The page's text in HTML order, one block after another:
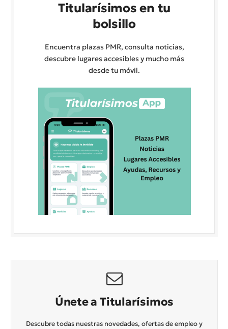
Titularísimos en tu
bolsillo
Encuentra plazas PMR, consulta noticias,
descubre lugares accesibles y mucho más
desde tu móvil.
Únete a Titularísimos
Descubre todas nuestras novedades, ofertas de empleo y